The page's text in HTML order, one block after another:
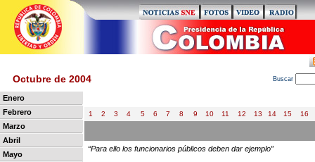
Octubre de 2004 Buscar
Enero
Febrero
Marzo
Abril
Mayo
1 2 3 4 5 6 7 8 9 10 11 12 13 14 15 16
“Para ello los funcionarios públicos deben dar ejemplo”